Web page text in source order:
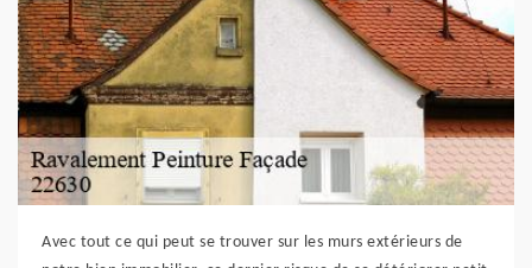
Avec tout ce qui peut se trouver sur les murs extérieurs de